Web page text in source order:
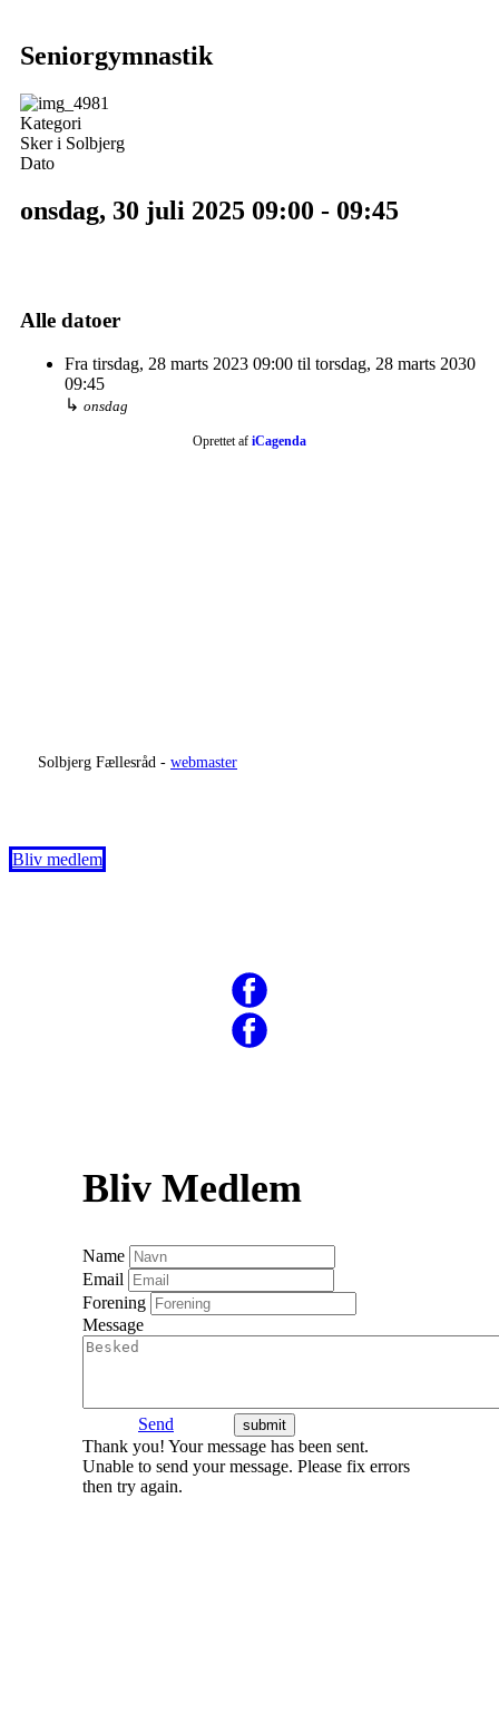
Seniorgymnastik
Kategori
Sker i Solbjerg
Dato
onsdag, 30 juli 2025 09:00 - 09:45
Alle datoer
Fra tirsdag, 28 marts 2023 09:00 til torsdag, 28 marts 2030
09:45
↳ onsdag
Oprettet af iCagenda
Solbjerg Fællesråd - webmaster
Bliv medlem
Bliv Medlem
Name
Email
Forening
Message
Send
Thank you! Your message has been sent.
Unable to send your message. Please fix errors
then try again.